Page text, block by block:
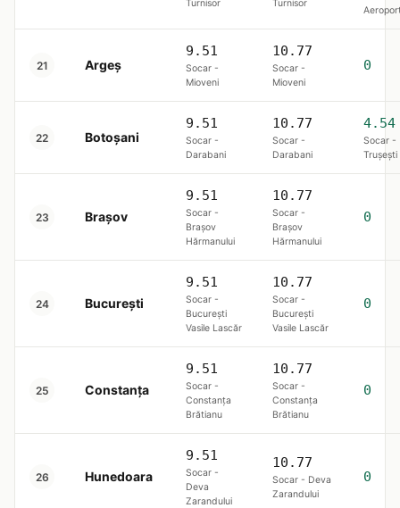
Turnisor Turnisor
21 Argeș
9.51
Socar -
Mioveni
10.77
Socar -
Mioveni
0
22 Botoșani
9.51
Socar -
Darabani
10.77
Socar -
Darabani
4.54
Socar -
Trușești
23 Brașov
9.51
Socar -
Brașov
Hărmanului
10.77
Socar -
Brașov
Hărmanului
0
24 Bucureşti
9.51
Socar -
București
Vasile Lascăr
10.77
Socar -
București
Vasile Lascăr
0
25 Constanța
9.51
Socar -
Constanța
Brătianu
10.77
Socar -
Constanța
Brătianu
0
26 Hunedoara
9.51
Socar -
Deva
Zarandului
10.77
Socar - Deva
Zarandului
0